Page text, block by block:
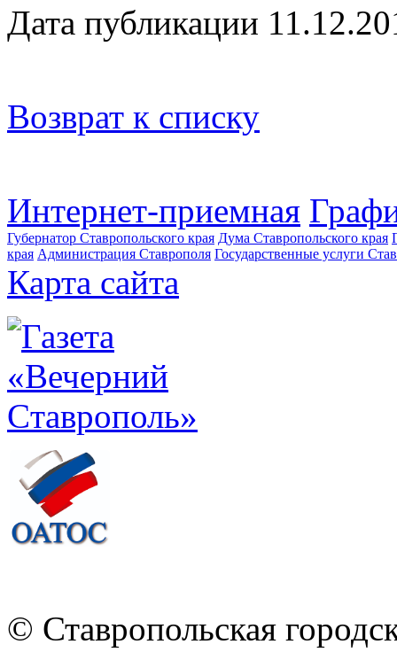
Дата публикации
Возврат к списку
Интернет-приемная
Губернатор Ставропольского края Дума Ставропольского края
края Администрация Ставрополя Государственные услуги
Карта сайта
© Ставропольская